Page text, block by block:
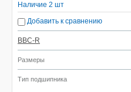
Наличие 2 шт
Добавить к сравнению
BBC-R
Размеры
Тип подшипника